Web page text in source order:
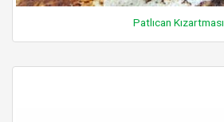
Patlıcan Kızartması